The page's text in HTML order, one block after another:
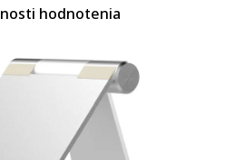
hodnotenia